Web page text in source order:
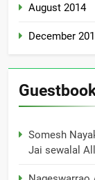
August 2014
December
Somesh
Jai sewalal